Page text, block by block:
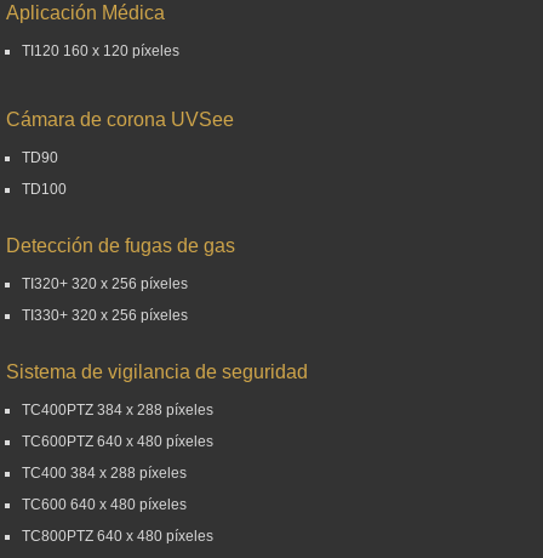
Aplicación Médica
TI120 160 x 120 píxeles
Cámara de corona UVSee
TD90
TD100
Detección de fugas de gas
TI320+ 320 x 256 píxeles
TI330+ 320 x 256 píxeles
Sistema de vigilancia de seguridad
TC400PTZ 384 x 288 píxeles
TC600PTZ 640 x 480 píxeles
TC400 384 x 288 píxeles
TC600 640 x 480 píxeles
TC800PTZ 640 x 480 píxeles